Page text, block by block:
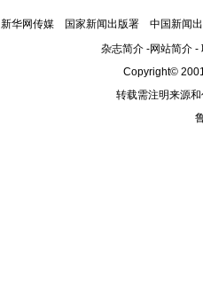
新华网传媒 国家新闻出版署
中国新闻
杂志简介-网站简介-
Copyright©
转载需注明来源